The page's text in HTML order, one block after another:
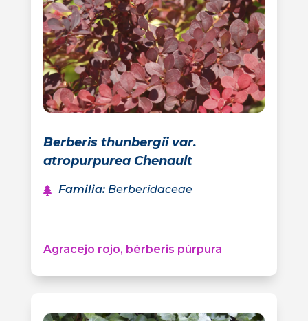
Berberis thunbergii var.
atropurpurea Chenault
Familia: Berberidaceae
Agracejo rojo, bérberis púrpura